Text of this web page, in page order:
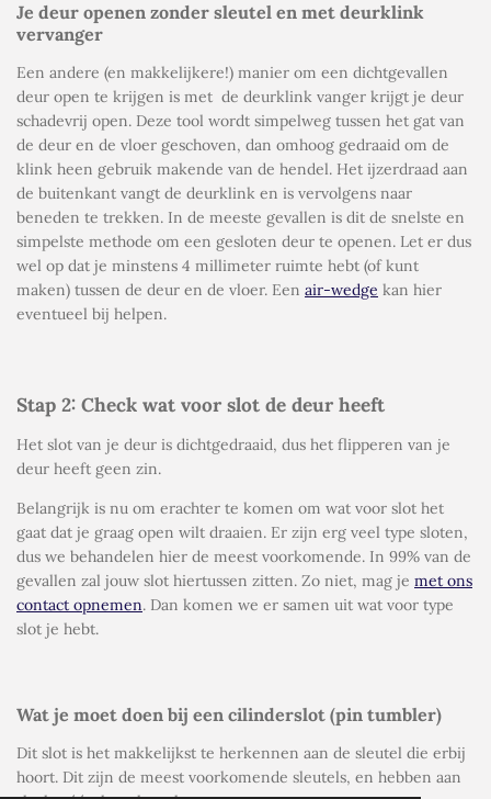
Je deur openen zonder sleutel en met deurklink
vervanger
Een andere (en makkelijkere!) manier om een dichtgevallen
deur open te krijgen is met de deurklink vanger krijgt je deur
schadevrij open. Deze tool wordt simpelweg tussen het gat van
de deur en de vloer geschoven, dan omhoog gedraaid om de
klink heen gebruik makende van de hendel. Het ijzerdraad aan
de buitenkant vangt de deurklink en is vervolgens naar
beneden te trekken. In de meeste gevallen is dit de snelste en
simpelste methode om een gesloten deur te openen. Let er dus
wel op dat je minstens 4 millimeter ruimte hebt (of kunt
maken) tussen de deur en de vloer. Een air-wedge kan hier
eventueel bij helpen.
Stap 2: Check wat voor slot de deur heeft
Het slot van je deur is dichtgedraaid, dus het flipperen van je
deur heeft geen zin.
Belangrijk is nu om erachter te komen om wat voor slot het
gaat dat je graag open wilt draaien. Er zijn erg veel type sloten,
dus we behandelen hier de meest voorkomende. In 99% van de
gevallen zal jouw slot hiertussen zitten. Zo niet, mag je met ons
contact opnemen. Dan komen we er samen uit wat voor type
slot je hebt.
Wat je moet doen bij een cilinderslot (pin tumbler)
Dit slot is het makkelijkst te herkennen aan de sleutel die erbij
hoort. Dit zijn de meest voorkomende sleutels, en hebben aan